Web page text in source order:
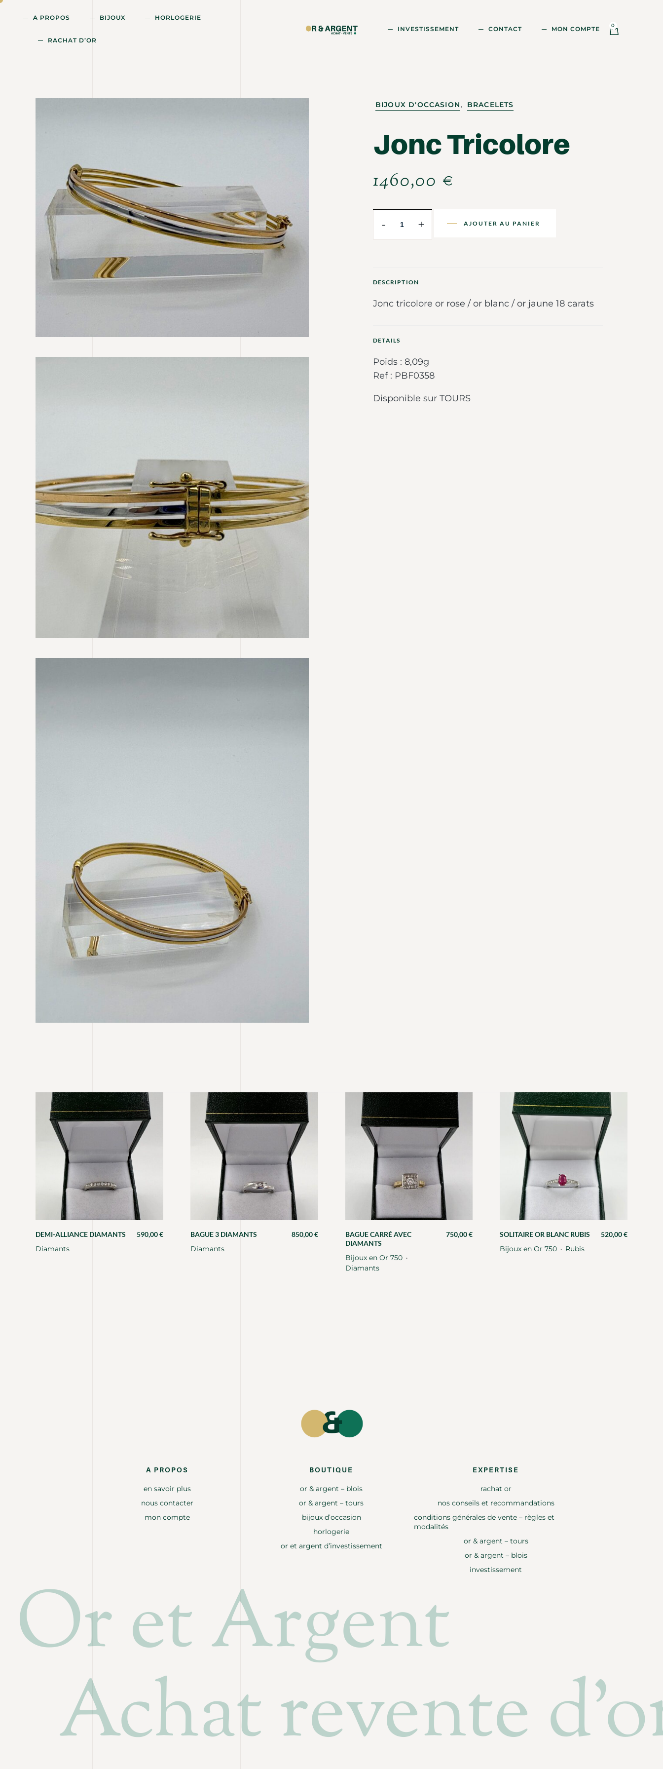
A PROPOS BIJOUX HORLOGERIE
RACHAT D’OR
INVESTISSEMENT CONTACT MON COMPTE 0
BIJOUX D'OCCASION, BRACELETS
Jonc Tricolore
1460,00 €
- + AJOUTER AU PANIER
DESCRIPTION
Jonc tricolore or rose / or blanc / or jaune 18 carats
DETAILS
Poids : 8,09g
Ref : PBF0358
Disponible sur TOURS
DEMI-ALLIANCE DIAMANTS 590,00€
Diamants
BAGUE 3 DIAMANTS 850,00€
Diamants
BAGUE CARRÉ AVEC
DIAMANTS
750,00€
Bijoux en Or 750・
Diamants
SOLITAIRE OR BLANC RUBIS 520,00€
Bijoux en Or 750 ・ Rubis
A PROPOS
en savoir plus
nous contacter
mon compte
BOUTIQUE
or & argent – blois
or & argent – tours
bijoux d’occasion
horlogerie
or et argent d’investissement
EXPERTISE
rachat or
nos conseils et recommandations
conditions générales de vente – règles et
modalités
or & argent – tours
or & argent – blois
investissement
Or et Argent
Achat revente